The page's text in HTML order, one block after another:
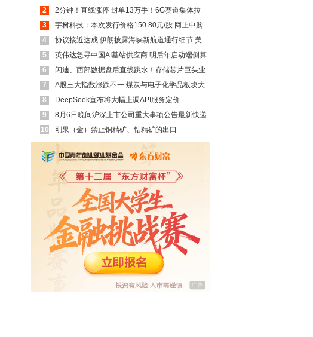
2
2分钟！直线涨停 封单13万手！6G赛道集体拉
升
3
宇树科技：本次发行价格150.80元/股 网上申购
日为8月10日
4
协议接近达成 伊朗披露海峡新航道通行细节 美
方再提“倒计时”
5
英伟达急寻中国AI基站供应商 明后年启动端侧算
力组网
6
闪迪、西部数据盘后直线跳水！存储芯片巨头业
绩利空来袭
7
A股三大指数涨跌不一 煤炭与电子化学品板块大
涨
8
DeepSeek宣布将大幅上调API服务定价
9
8月6日晚间沪深上市公司重大事项公告最新快递
10
刚果（金）禁止铜精矿、钴精矿的出口